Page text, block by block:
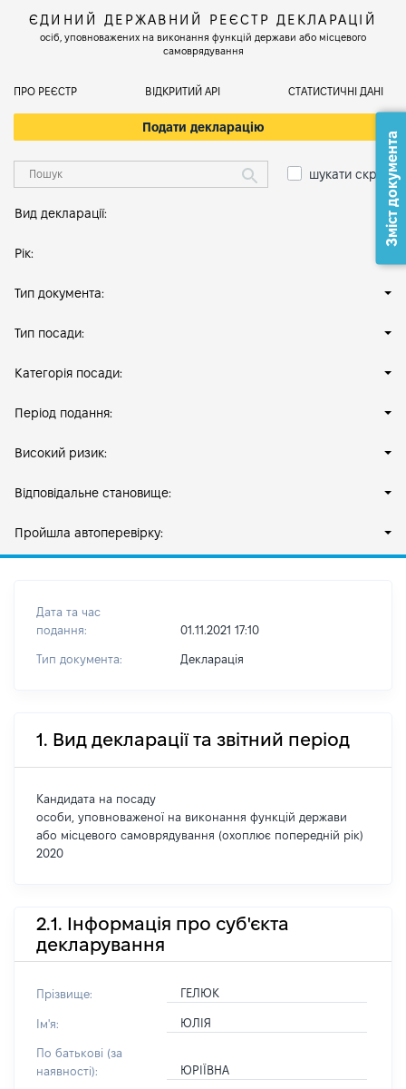
ЄДИНИЙ ДЕРЖАВНИЙ РЕЄСТР ДЕКЛАРАЦІЙ
осіб, уповноважених на виконання функцій держави або місцевого
самоврядування
ПРО РЕЄСТР ВІДКРИТИЙ АРІ СТАТИСТИЧНІ ДАНІ
Подати декларацію
шукати скрізь
Вид декларації:
Рік:
Тип документа:
Тип посади:
Категорія посади:
Період подання:
Високий ризик:
Відповідальне становище:
Пройшла автоперевірку:
Дата та час
подання:
01.11.2021 17:10
Тип документа: Декларація
1. Вид декларації та звітний період
Кандидата на посаду
особи, уповноваженої на виконання функцій держави
або місцевого самоврядування (охоплює попередній рік)
2020
2.1. Інформація про суб'єкта
декларування
Прізвище: ГЕЛЮК
Ім'я: ЮЛІЯ
По батькові (за
наявності):
ЮРІЇВНА
Зміст документа